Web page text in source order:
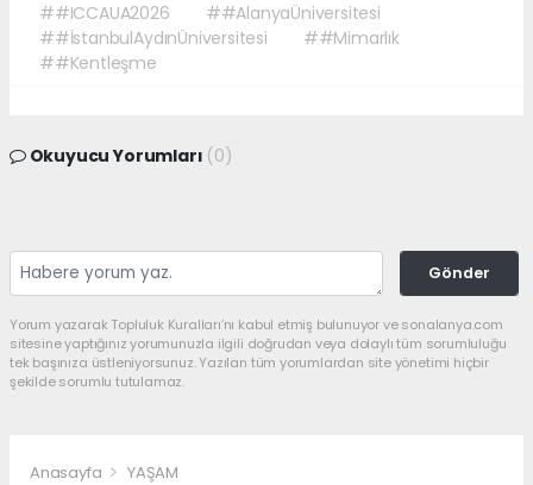
##ICCAUA2026
##AlanyaÜniversitesi
##İstanbulAydınÜniversitesi
##Mimarlık
##Kentleşme
Okuyucu Yorumları (0)
Gönder
Yorum yazarak Topluluk Kuralları’nı kabul etmiş bulunuyor ve sonalanya.com
sitesine yaptığınız yorumunuzla ilgili doğrudan veya dolaylı tüm sorumluluğu
tek başınıza üstleniyorsunuz. Yazılan tüm yorumlardan site yönetimi hiçbir
şekilde sorumlu tutulamaz.
Anasayfa YAŞAM